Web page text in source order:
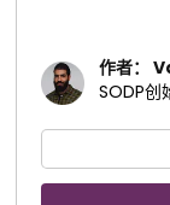
作者：
SODP创